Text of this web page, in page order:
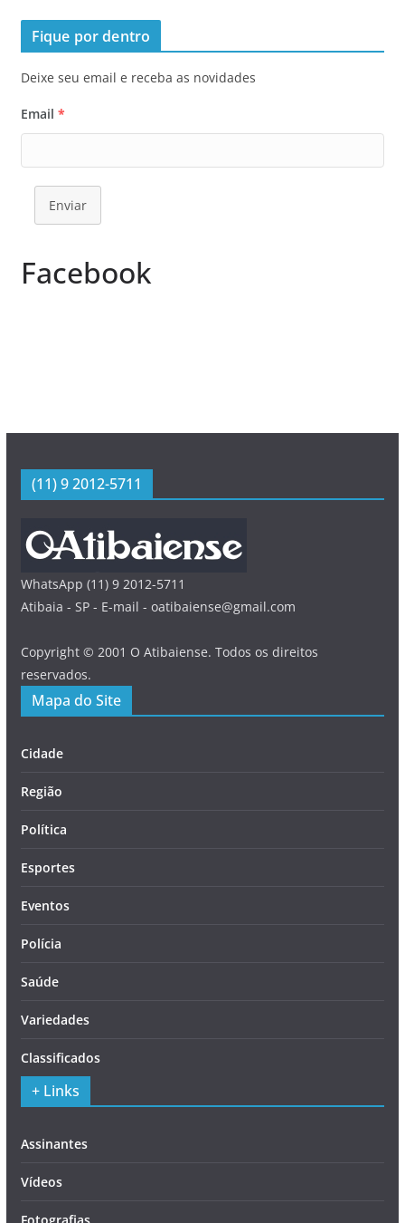
Fique por dentro
Deixe seu email e receba as novidades
Email *
Enviar
Facebook
(11) 9 2012-5711
WhatsApp (11) 9 2012-5711
Atibaia - SP - E-mail - oatibaiense@gmail.com
Copyright © 2001 O Atibaiense. Todos os direitos
reservados.
Mapa do Site
Cidade
Região
Política
Esportes
Eventos
Polícia
Saúde
Variedades
Classificados
+ Links
Assinantes
Vídeos